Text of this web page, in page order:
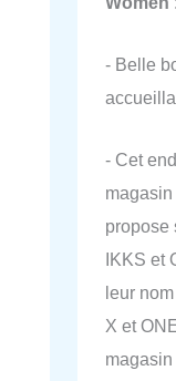
- Belle
- Cet
propose
IKKS et
leur
X et